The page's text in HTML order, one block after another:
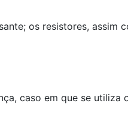
os resistores, assim
caso em que se utiliza